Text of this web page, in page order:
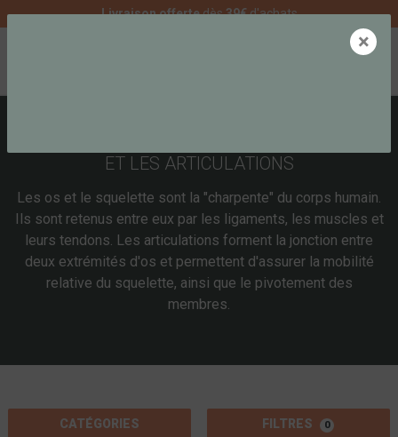
Livraison offertedès39€d'achats
ET LES ARTICULATIONS
Les os et le squelette sont la "charpente" du corps humain.
Ils sont retenus entre eux par les ligaments, les muscles et
leurs tendons. Les articulations forment la jonction entre
deux extrémités d'os et permettent d'assurer la mobilité
relative du squelette, ainsi que le pivotement des
membres.
CATÉGORIES FILTRES 0
×